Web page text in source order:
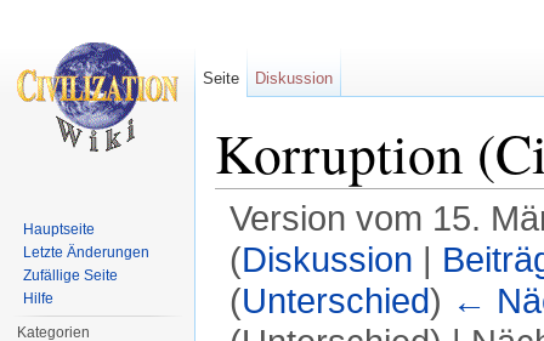
Korruption
Version vom 15.
(Diskussion |
(Unterschied) ←
Seite Diskussion
Hauptseite
Letzte Änderungen
Zufällige Seite
Hilfe
Kategorien